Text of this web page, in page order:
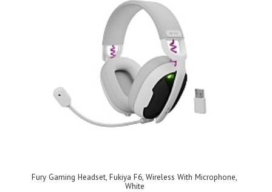
Fury Gaming Headset, Fukiya F6, Wireless With Microphone,
White